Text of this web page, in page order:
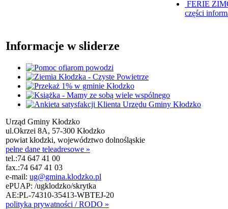
FERIE
części
Informacje w sliderze
Urząd Gminy Kłodzko
ul.Okrzei 8A, 57-300 Kłodzko
powiat kłodzki, województwo dolnośląskie
pełne dane teleadresowe »
tel.:74 647 41 00
fax.:74 647 41 03
e-mail: ug@gmina.klodzko.pl
ePUAP: /ugklodzko/skrytka
AE:PL-74310-35413-WBTEJ-20
polityka prywatności / RODO »